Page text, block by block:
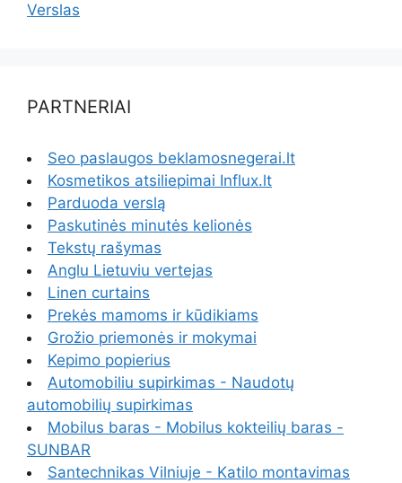
Verslas
PARTNERIAI
Seo paslaugos beklamosnegerai.lt
Kosmetikos atsiliepimai Influx.lt
Parduoda verslą
Paskutinės minutės kelionės
Tekstų rašymas
Anglu Lietuviu vertejas
Linen curtains
Prekės mamoms ir kūdikiams
Grožio priemonės ir mokymai
Kepimo popierius
Automobiliu supirkimas - Naudotų
automobilių supirkimas
Mobilus baras - Mobilus kokteilių baras -
SUNBAR
Santechnikas Vilniuje - Katilo montavimas